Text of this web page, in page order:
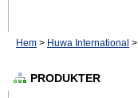
Hem > Huwa International >
PRODUKTER